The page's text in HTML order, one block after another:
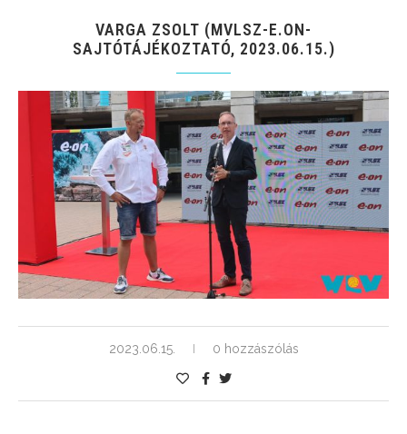
VARGA ZSOLT (MVLSZ-E.ON-
SAJTÓTÁJÉKOZTATÓ, 2023.06.15.)
2023.06.15. 0 hozzászólás